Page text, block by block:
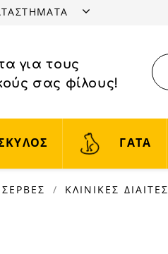
για τους
σας φίλους!
ΓΑΤΑ
ΚΛΙΝΙΚΕΣ ΔΙΑΙΤΕΣ